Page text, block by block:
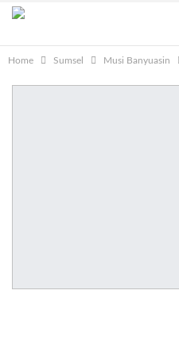
Home Sumsel Musi Banyuasin